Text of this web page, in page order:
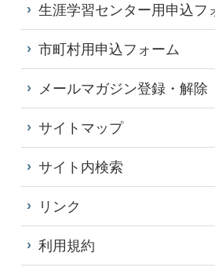
生涯学習センター用申込フ
市町村用申込フォーム
メールマガジン登録・解除
サイトマップ
サイト内検索
リンク
利用規約